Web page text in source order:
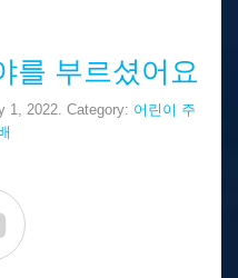
를 부르셨어요
1, 2022. Category: 어린이 주